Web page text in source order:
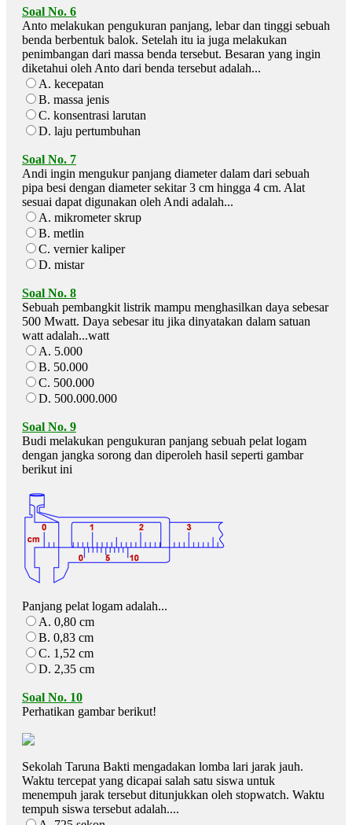
Soal No. 6
Anto melakukan pengukuran panjang, lebar dan tinggi sebuah
benda berbentuk balok. Setelah itu ia juga melakukan
penimbangan dari massa benda tersebut. Besaran yang ingin
diketahui oleh Anto dari benda tersebut adalah...
A. kecepatan
B. massa jenis
C. konsentrasi larutan
D. laju pertumbuhan
Soal No. 7
Andi ingin mengukur panjang diameter dalam dari sebuah
pipa besi dengan diameter sekitar 3 cm hingga 4 cm. Alat
sesuai dapat digunakan oleh Andi adalah...
A. mikrometer skrup
B. metlin
C. vernier kaliper
D. mistar
Soal No. 8
Sebuah pembangkit listrik mampu menghasilkan daya sebesar
500 Mwatt. Daya sebesar itu jika dinyatakan dalam satuan
watt adalah...watt
A. 5.000
B. 50.000
C. 500.000
D. 500.000.000
Soal No. 9
Budi melakukan pengukuran panjang sebuah pelat logam
dengan jangka sorong dan diperoleh hasil seperti gambar
berikut ini
Panjang pelat logam adalah...
A. 0,80 cm
B. 0,83 cm
C. 1,52 cm
D. 2,35 cm
Soal No. 10
Perhatikan gambar berikut!
Sekolah Taruna Bakti mengadakan lomba lari jarak jauh.
Waktu tercepat yang dicapai salah satu siswa untuk
menempuh jarak tersebut ditunjukkan oleh stopwatch. Waktu
tempuh siswa tersebut adalah....